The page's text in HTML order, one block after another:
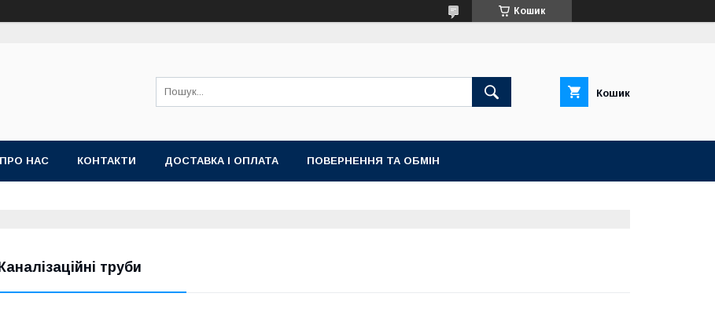
Кошик
Кошик
ПРО НАС КОНТАКТИ ДОСТАВКА І ОПЛАТА ПОВЕРНЕННЯ ТА ОБМІН
Каналізаційні труби